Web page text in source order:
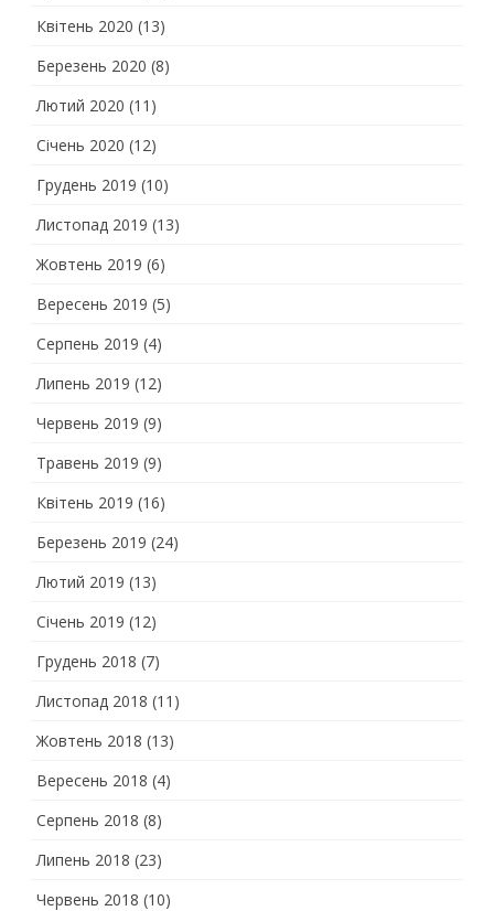
Квітень 2020 (13)
Березень 2020 (8)
Лютий 2020 (11)
Січень 2020 (12)
Грудень 2019 (10)
Листопад 2019 (13)
Жовтень 2019 (6)
Вересень 2019 (5)
Серпень 2019 (4)
Липень 2019 (12)
Червень 2019 (9)
Травень 2019 (9)
Квітень 2019 (16)
Березень 2019 (24)
Лютий 2019 (13)
Січень 2019 (12)
Грудень 2018 (7)
Листопад 2018 (11)
Жовтень 2018 (13)
Вересень 2018 (4)
Серпень 2018 (8)
Липень 2018 (23)
Червень 2018 (10)